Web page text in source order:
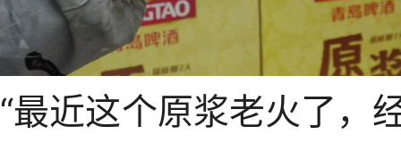
“最近这个原浆老火了，